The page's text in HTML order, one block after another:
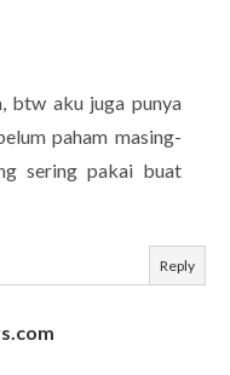
btw aku juga punya
paham masing-
sering pakai buat
Reply